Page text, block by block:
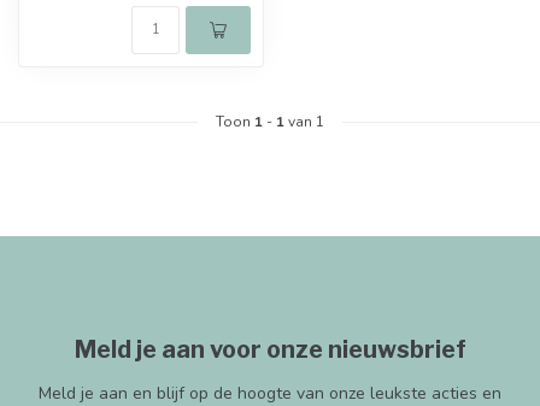
Toon 1 - 1van 1
Meld je aan voor onze nieuwsbrief
Meld je aan en blijf op de hoogte van onze leukste acties en